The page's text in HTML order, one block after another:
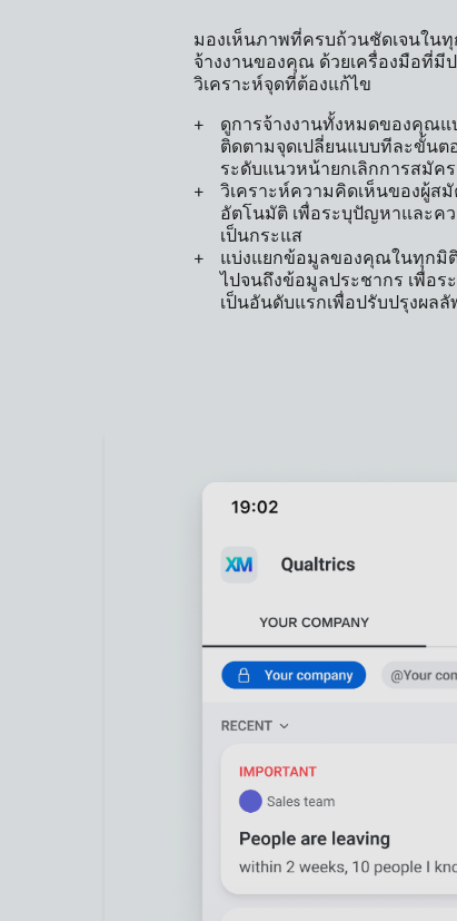
มองเห็นภาพที่ครบถ้วนชัดเจนใน
จ้างงานของคุณ ด้วยเครื่องมือที่มี
วิเคราะห์จุดที่ต้องแก้ไข
ดูการจ้างงานทั้งหมดของคุณแ
ติดตามจุดเปลี่ยนแบบทีละขั้นต
ระดับแนวหน้ายกเลิกการสมัคร
วิเคราะห์ความคิดเห็นของผู้ส
อัตโนมัติ เพื่อระบุปัญหาและค
เป็นกระแส
แบ่งแยกข้อมูลของคุณในทุกมิ
ไปจนถึงข้อมูลประชากร เพื่อ
เป็นอันดับแรกเพื่อปรับปรุงผล